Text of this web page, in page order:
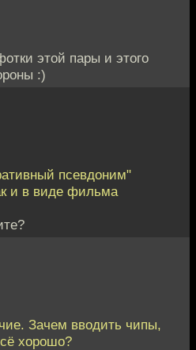
этой пары и этого
:)
псевдоним"
и в виде фильма
Зачем вводить чипы,
хорошо?